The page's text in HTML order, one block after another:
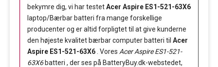
bekymre dig, vi har testetAcer Aspire ES1-521-63X6
laptop/Bærbar batteri fra mange forskellige
producenter og er altid forpligtet til at give kunderne
den højeste kvalitet bærbar computer batteri til Acer
Aspire ES1-521-63X6 . Vores Acer Aspire ES1-521-
63X6batteri , der ses på BatteryBuy.dk-webstedet,